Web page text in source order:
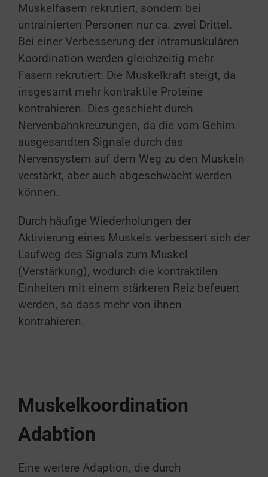
Muskelfasern rekrutiert, sondern bei
untrainierten Personen nur ca. zwei Drittel.
Bei einer Verbesserung der intramuskulären
Koordination werden gleichzeitig mehr
Fasern rekrutiert: Die Muskelkraft steigt, da
insgesamt mehr kontraktile Proteine
kontrahieren. Dies geschieht durch
Nervenbahnkreuzungen, da die vom Gehirn
ausgesandten Signale durch das
Nervensystem auf dem Weg zu den Muskeln
verstärkt, aber auch abgeschwächt werden
können.
Durch häufige Wiederholungen der
Aktivierung eines Muskels verbessert sich der
Laufweg des Signals zum Muskel
(Verstärkung), wodurch die kontraktilen
Einheiten mit einem stärkeren Reiz befeuert
werden, so dass mehr von ihnen
kontrahieren.
Muskelkoordination
Adabtion
Eine weitere Adaption, die durch